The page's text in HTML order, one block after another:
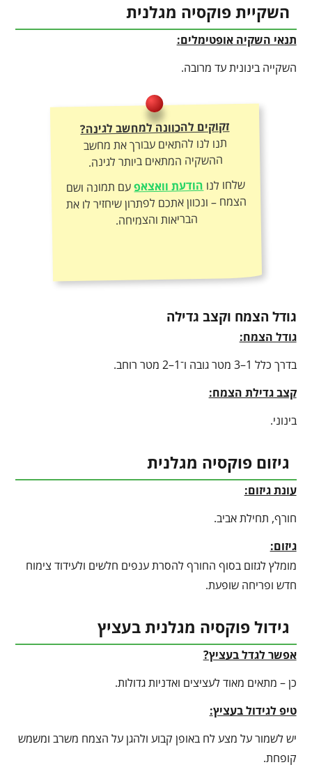
השקיית פוקסיה מגלנית
תנאי השקיה אופטימלים:
השקייה בינונית עד מרובה.
זקוקים להכוונה למחשב לגינה?
תנו לנו להתאים עבורך את מחשב
ההשקיה המתאים ביותר לגינה.
שלחו לנוהודעת וואצאפעם תמונה ושם
הצמח – ונכוון אתכם לפתרון שיחזיר לו את
הבריאות והצמיחה.
גודל הצמח וקצב גדילה
גודל הצמח:
בדרך כלל 1–3 מטר גובה ו־1–2 מטר רוחב.
קצב גדילת הצמח:
בינוני.
גיזום פוקסיה מגלנית
עונת גיזום:
חורף, תחילת אביב.
גיזום:
מומלץ לגזום בסוף החורף להסרת ענפים חלשים ולעידוד צימוח
חדש ופריחה שופעת.
גידול פוקסיה מגלנית בעציץ
אפשר לגדל בעציץ?
כן – מתאים מאוד לעציצים ואדניות גדולות.
טיפ לגידול בעציץ:
יש לשמור על מצע לח באופן קבוע ולהגן על הצמח משרב ומשמש
קופחת.